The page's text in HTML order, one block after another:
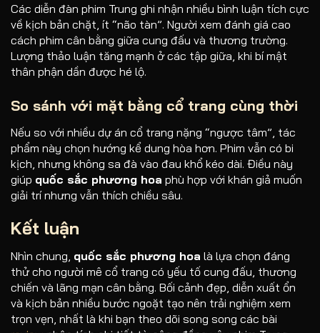
Các diễn đàn phim Trung ghi nhận nhiều bình luận tích cực
về kịch bản chặt, ít “não tàn”. Người xem đánh giá cao
cách phim cân bằng giữa cung đấu và thương trường.
Lượng thảo luận tăng mạnh ở các tập giữa, khi bí mật
thân phận dần được hé lộ.
So sánh với mặt bằng cổ trang cùng thời
Nếu so với nhiều dự án cổ trang nặng “ngược tâm”, tác
phẩm này chọn hướng kể dung hòa hơn. Phim vẫn có bi
kịch, nhưng không sa đà vào đau khổ kéo dài. Điều này
giúp quốc sắc phương hoa phù hợp với khán giả muốn
giải trí nhưng vẫn thích chiều sâu.
Kết luận
Nhìn chung, quốc sắc phương hoa là lựa chọn đáng
thử cho người mê cổ trang có yếu tố cung đấu, thương
chiến và lãng mạn cân bằng. Bối cảnh đẹp, diễn xuất ổn
và kịch bản nhiều bước ngoặt tạo nên trải nghiệm xem
trọn vẹn, nhất là khi bạn theo dõi song song các bài